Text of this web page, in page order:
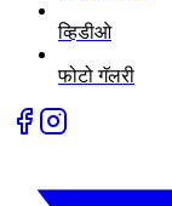
व्हिडीओ
फोटो गॅलरी